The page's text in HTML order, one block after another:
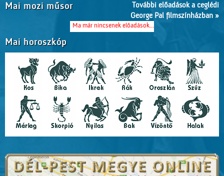
Mai mozi műsor
További előadások a ceglédi
George Pal filmszínházban »
Ma már nincsenek előadások...
Mai horoszkóp